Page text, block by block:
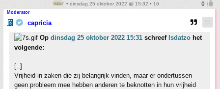
• dinsdag 25 oktober 2022 @ 15:32 • 16
Moderator
capricia
Op dinsdag 25 oktober 2022 15:31 schreef Isdatzo het
volgende:
[..]
Vrijheid in zaken die zij belangrijk vinden, maar er ondertussen
geen probleem mee hebben anderen te beknotten in hun vrijheid